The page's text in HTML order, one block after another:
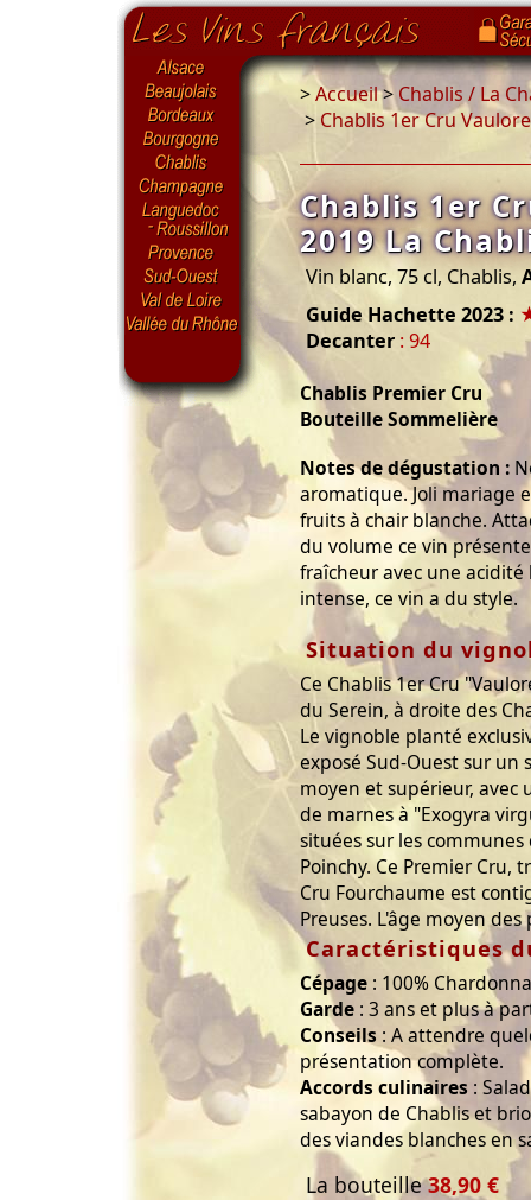
>Accueil>Chablis / La
> Chablis 1er Cru
Chablis 1er
2019 La
Vin blanc, 75 cl, Chablis,
Guide Hachette 2023 :
Decanter : 94
Chablis Premier Cru
Bouteille Sommelière
Notes de dégustation :
aromatique. Joli mariage
fruits à chair blanche.
du volume ce vin
fraîcheur avec une
intense, ce vin a du style.
Situation du
Ce Chablis 1er Cru
du Serein, à droite des
Le vignoble planté
exposé Sud-Ouest sur un
moyen et supérieur, avec
de marnes à "Exogyra
situées sur les
Poinchy. Ce Premier Cru,
Cru Fourchaume est
Preuses. L'âge moyen
Caractéristiques
Cépage : 100%
Garde : 3 ans et plus à
Conseils : A attendre
présentation complète.
Accords culinaires :
sabayon de Chablis et
des viandes blanches en
La bouteille38,90 €